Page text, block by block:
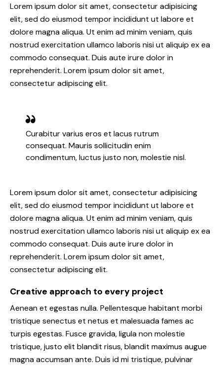
Lorem ipsum dolor sit amet, consectetur adipisicing
elit, sed do eiusmod tempor incididunt ut labore et
dolore magna aliqua. Ut enim ad minim veniam, quis
nostrud exercitation ullamco laboris nisi ut aliquip ex ea
commodo consequat. Duis aute irure dolor in
reprehenderit. Lorem ipsum dolor sit amet,
consectetur adipiscing elit.
Curabitur varius eros et lacus rutrum
consequat. Mauris sollicitudin enim
condimentum, luctus justo non, molestie nisl.
Lorem ipsum dolor sit amet, consectetur adipisicing
elit, sed do eiusmod tempor incididunt ut labore et
dolore magna aliqua. Ut enim ad minim veniam, quis
nostrud exercitation ullamco laboris nisi ut aliquip ex ea
commodo consequat. Duis aute irure dolor in
reprehenderit. Lorem ipsum dolor sit amet,
consectetur adipiscing elit.
Creative approach to every project
Aenean et egestas nulla. Pellentesque habitant morbi
tristique senectus et netus et malesuada fames ac
turpis egestas. Fusce gravida, ligula non molestie
tristique, justo elit blandit risus, blandit maximus augue
magna accumsan ante. Duis id mi tristique, pulvinar